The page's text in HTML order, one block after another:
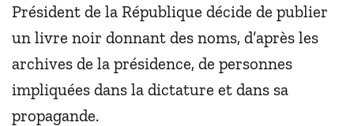
Président de la République décide de publier
un livre noir donnant des noms, d’après les
archives de la présidence, de personnes
impliquées dans la dictature et dans sa
propagande.